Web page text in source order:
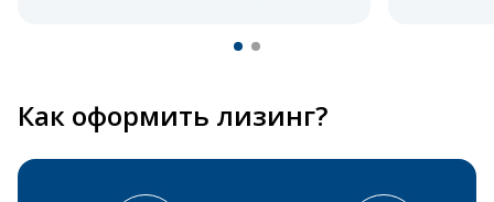
Как оформить лизинг?